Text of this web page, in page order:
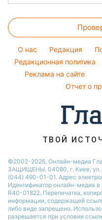
Новости Тернополя
Новости Житомира
Елена Зеленская
Кейт Миддлтон
Алла Пугачева
Максим Галкин
Легкие десерты
Праздничное меню
Денежная помощь
Курс валют
Магнитные бури
Погода на сегодня
Погода на завтра
Пылевая буря
O нас Редакция
Редакционная политика
Реклама на сайте
Отчет о
ТВОЙ
©2002-2026, Онлайн-медиа
ЗАЩИЩЕНЫ. 04080, г. Киев, ул.
(044) 490-01-01. Адрес
Идентификатор онлайн-медиа
R40-01822. Перепечатка,
информации, содержащей
либо виде запрещено.
разрешается при условии